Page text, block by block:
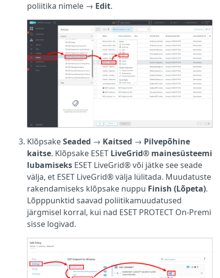
poliitika nimele → Edit.
KlõpsakeSeaded → Kaitsed → Pilvepõhine
kaitse. Klõpsake ESET LiveGrid® mainesüsteemi
lubamiseks ESET LiveGrid® või jätke see seade
välja, et ESET LiveGrid® välja lülitada. Muudatuste
rakendamiseks klõpsake nuppu Finish (Lõpeta).
Lõpppunktid saavad poliitikamuudatused
järgmisel korral, kui nad ESET PROTECT On-Premi
sisse logivad.